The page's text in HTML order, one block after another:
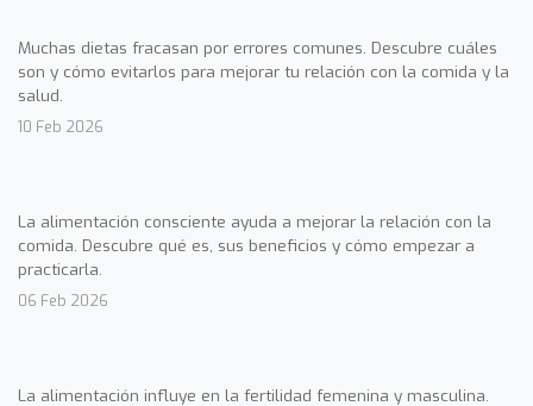
Muchas dietas fracasan por errores comunes. Descubre cuáles
son y cómo evitarlos para mejorar tu relación con la comida y la
salud.
10 Feb 2026
La alimentación consciente ayuda a mejorar la relación con la
comida. Descubre qué es, sus beneficios y cómo empezar a
practicarla.
06 Feb 2026
La alimentación influye en la fertilidad femenina y masculina.